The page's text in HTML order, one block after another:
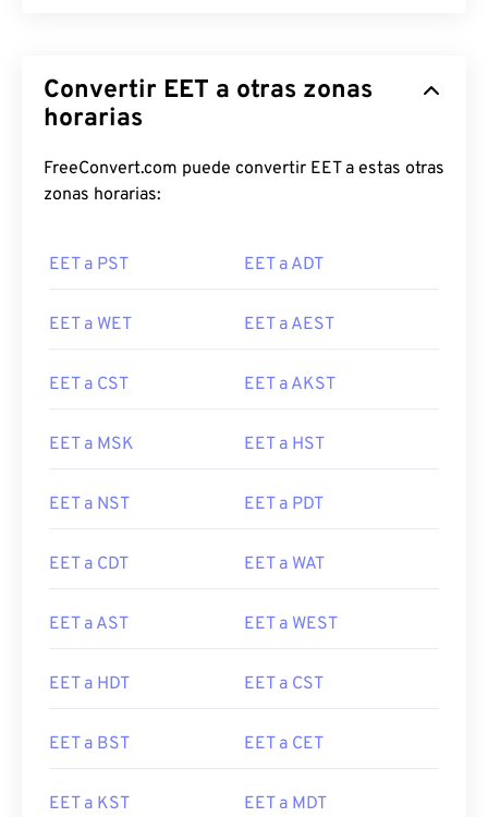
Convertir EET a otras zonas
horarias
FreeConvert.com puede convertir EET a estas otras
zonas horarias:
EET a PST EET a ADT
EET a WET EET a AEST
EET a CST EET a AKST
EET a MSK EET a HST
EET a NST EET a PDT
EET a CDT EET a WAT
EET a AST EET a WEST
EET a HDT EET a CST
EET a BST EET a CET
EET a KST EET a MDT